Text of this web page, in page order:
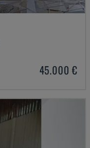
45.000 €